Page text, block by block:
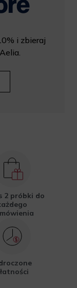
i zbieraj
2 próbki do